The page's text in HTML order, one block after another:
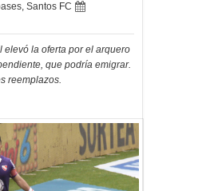
, Santos FC
elevó la oferta por el arquero
que podría emigrar.
reemplazos.